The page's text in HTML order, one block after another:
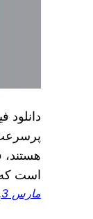
هستند،
است
مارس 3, 2023